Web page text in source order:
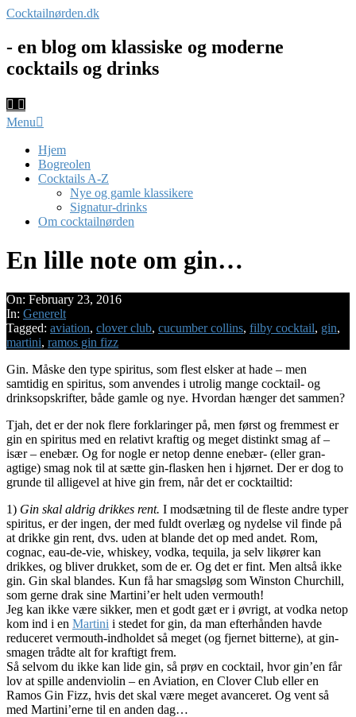
Skip
content
Cocktailnørden.dk
- en blog om klassiske og moderne
cocktails og drinks
Primary
Menu
Menu
Hjem
Bogreolen
Cocktails A-Z
Nye og gamle klassikere
Signatur-drinks
Om cocktailnørden
En lille note om gin…
On: February 23, 2016
In: Generelt
Tagged: aviation, clover club, cucumber collins, filby cocktail, gin,
martini, ramos gin fizz
Gin. Måske den type spiritus, som flest elsker at hade – men
samtidig en spiritus, som anvendes i utrolig mange cocktail- og
drinksopskrifter, både gamle og nye. Hvordan hænger det sammen?
Tjah, det er der nok flere forklaringer på, men først og fremmest er
gin en spiritus med en relativt kraftig og meget distinkt smag af –
især – enebær. Og for nogle er netop denne enebær- (eller gran-
agtige) smag nok til at sætte gin-flasken hen i hjørnet. Der er dog to
grunde til alligevel at hive gin frem, når det er cocktailtid:
1) Gin skal aldrig drikkes rent. I modsætning til de fleste andre typer
spiritus, er der ingen, der med fuldt overlæg og nydelse vil finde på
at drikke gin rent, dvs. uden at blande det op med andet. Rom,
cognac, eau-de-vie, whiskey, vodka, tequila, ja selv likører kan
drikkes, og bliver drukket, som de er. Og det er fint. Men altså ikke
gin. Gin skal blandes. Kun få har smagsløg som Winston Churchill,
som gerne drak sine Martini’er helt uden vermouth!
Jeg kan ikke være sikker, men et godt gæt er i øvrigt, at vodka netop
kom ind i en Martini i stedet for gin, da man efterhånden havde
reduceret vermouth-indholdet så meget (og fjernet bitterne), at gin-
smagen trådte alt for kraftigt frem.
Så selvom du ikke kan lide gin, så prøv en cocktail, hvor gin’en får
lov at spille andenviolin – en Aviation, en Clover Club eller en
Ramos Gin Fizz, hvis det skal være meget avanceret. Og vent så
med Martini’erne til en anden dag…